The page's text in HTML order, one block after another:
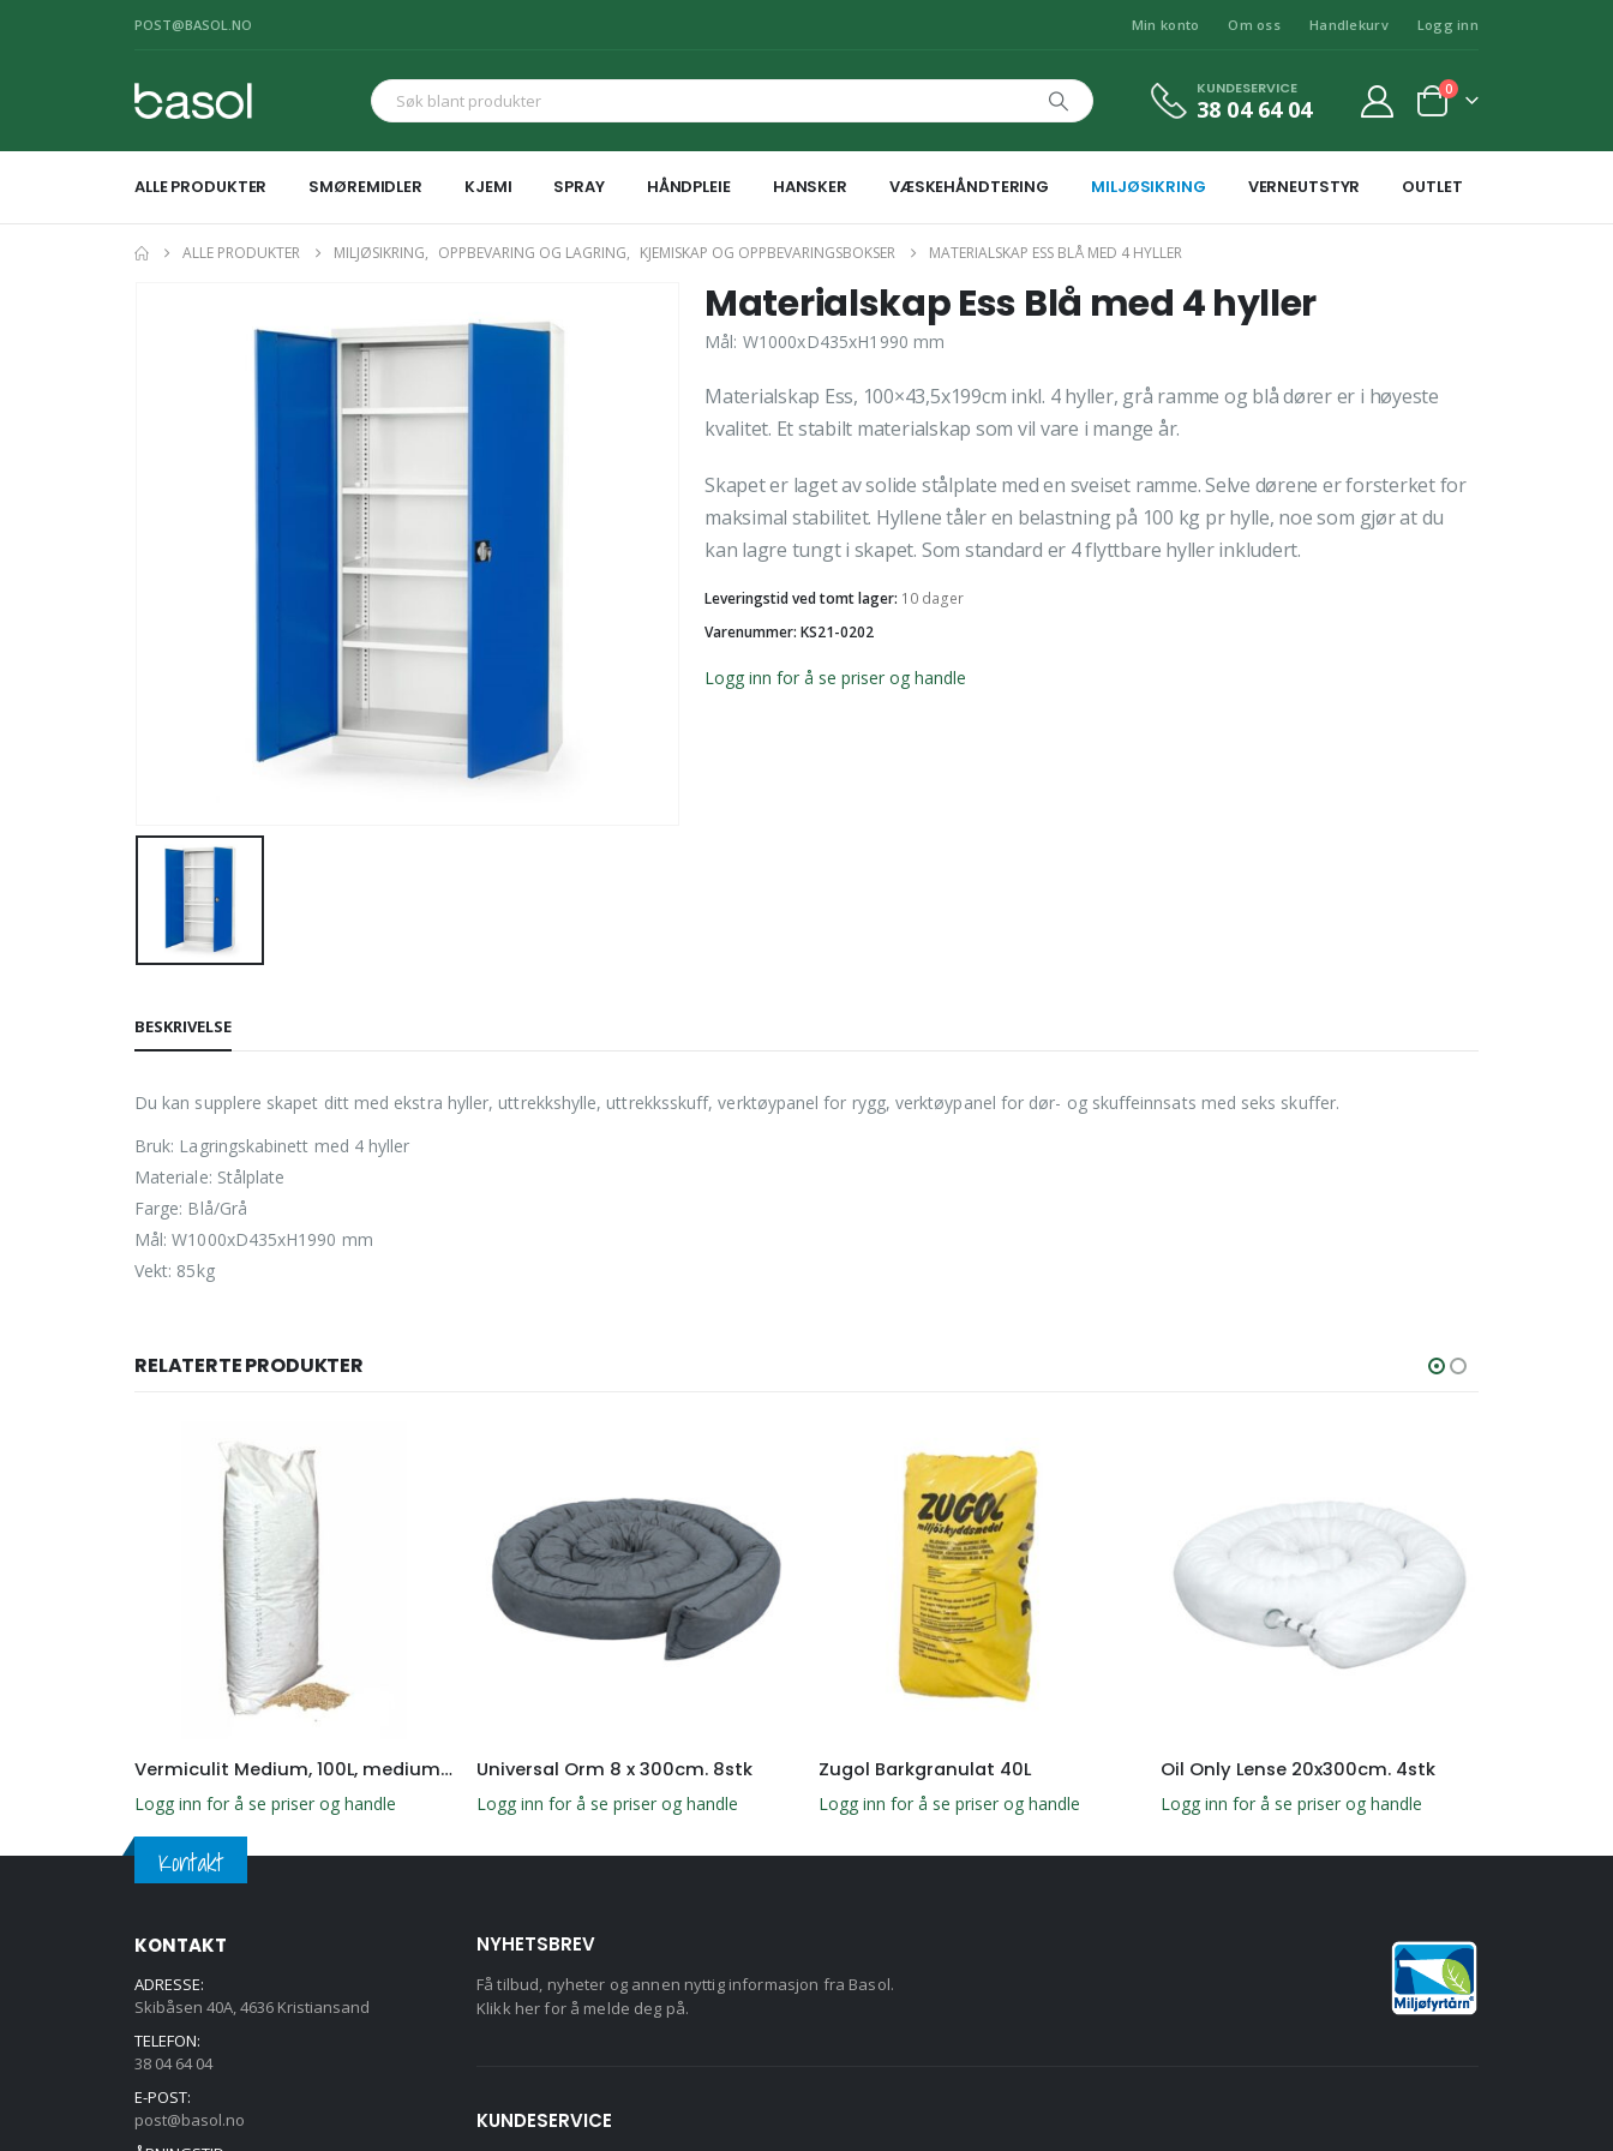
POST@BASOL.NO Min konto Om oss Handlekurv Logg inn
KUNDESERVICE
38 04 64 04
0
ALLE PRODUKTER SMØREMIDLER KJEMI SPRAY HÅNDPLEIE HANSKER VÆSKEHÅNDTERING MILJØSIKRING VERNEUTSTYR OUTLET
ALLE PRODUKTER MILJØSIKRING, OPPBEVARING OG LAGRING, KJEMISKAP OG OPPBEVARINGSBOKSER MATERIALSKAP ESS BLÅ MED 4 HYLLER
Materialskap Ess Blå med 4 hyller
Mål: W1000xD435xH1990 mm
Materialskap Ess, 100×43,5x199cm inkl. 4 hyller, grå ramme og blå dører er i høyeste
kvalitet. Et stabilt materialskap som vil vare i mange år.
Skapet er laget av solide stålplate med en sveiset ramme. Selve dørene er forsterket for
maksimal stabilitet. Hyllene tåler en belastning på 100 kg pr hylle, noe som gjør at du
kan lagre tungt i skapet. Som standard er 4 flyttbare hyller inkludert.
Leveringstid ved tomt lager: 10 dager
Varenummer: KS21-0202
Logg inn for å se priser og handle
BESKRIVELSE
Du kan supplere skapet ditt med ekstra hyller, uttrekkshylle, uttrekksskuff, verktøypanel for rygg, verktøypanel for dør- og skuffeinnsats med seks skuffer.
Bruk: Lagringskabinett med 4 hyller
Materiale: Stålplate
Farge: Blå/Grå
Mål: W1000xD435xH1990 mm
Vekt: 85kg
RELATERTE PRODUKTER
Vermiculit Medium, 100L, mediumkornet granulat
Logg inn for å se priser og handle
Universal Orm 8 x 300cm. 8stk
Logg inn for å se priser og handle
Zugol Barkgranulat 40L
Logg inn for å se priser og handle
Oil Only Lense 20x300cm. 4stk
Logg inn for å se priser og handle
Kontakt
KONTAKT
ADRESSE:
Skibåsen 40A, 4636 Kristiansand
TELEFON:
38 04 64 04
E-POST:
post@basol.no
NYHETSBREV
Få tilbud, nyheter og annen nyttig informasjon fra Basol.
Klikk her for å melde deg på.
KUNDESERVICE